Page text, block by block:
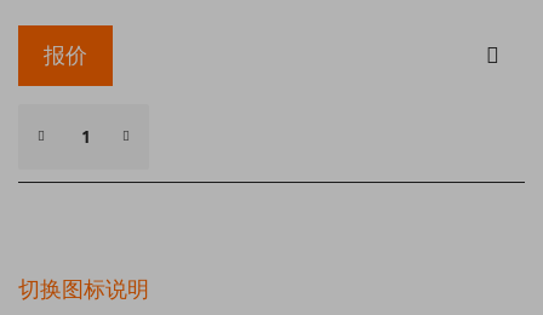
报价
切换图标说明